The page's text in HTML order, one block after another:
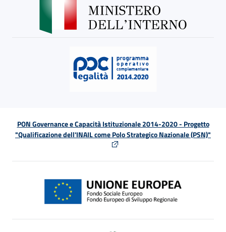
PON Governance e Capacità Istituzionale 2014-2020 - Progetto
"Qualificazione dell'INAIL come Polo Strategico Nazionale (PSN)"